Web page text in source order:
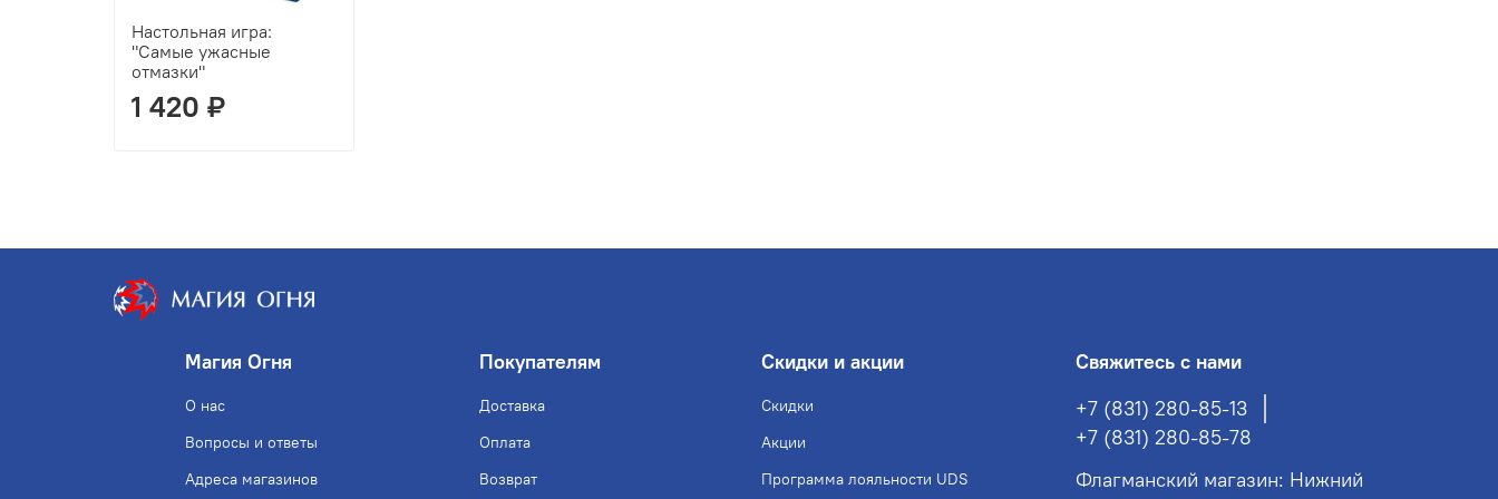
Настольная игра:
"Самые ужасные
отмазки"
1 420 ₽
Магия Огня
О нас
Вопросы и ответы
Адреса магазинов
Покупателям
Доставка
Оплата
Возврат
Скидки и акции
Скидки
Акции
Программа лояльности UDS
Свяжитесь с нами
+7 (831) 280-85-13
+7 (831) 280-85-78
Флагманский магазин: Нижний